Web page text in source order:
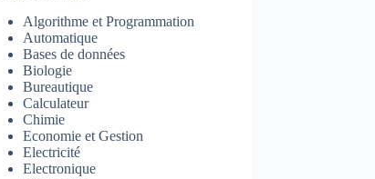
Algorithme et Programmation
Automatique
Bases de données
Biologie
Bureautique
Calculateur
Chimie
Economie et Gestion
Electricité
Electronique